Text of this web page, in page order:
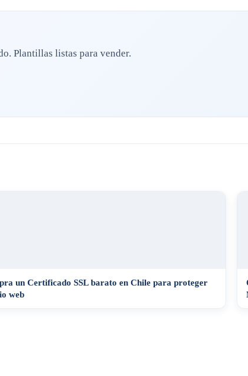
Plantillas listas para vender.
un Certificado SSL barato en Chile para proteger
web